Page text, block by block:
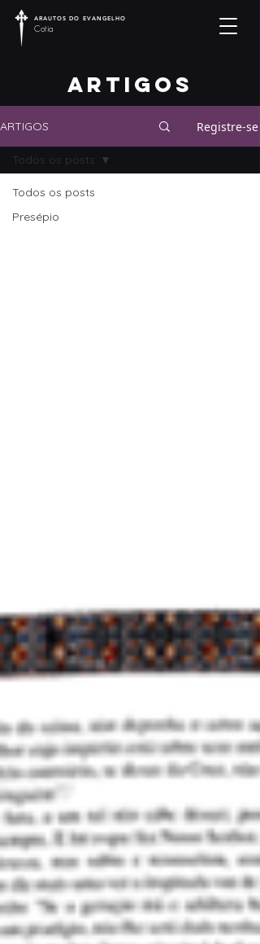
Cotia
ARAUTOS DO EVANGELHO
artigos
ARTIGOS Registre-se
Todos os posts
Presépio
Todos os posts